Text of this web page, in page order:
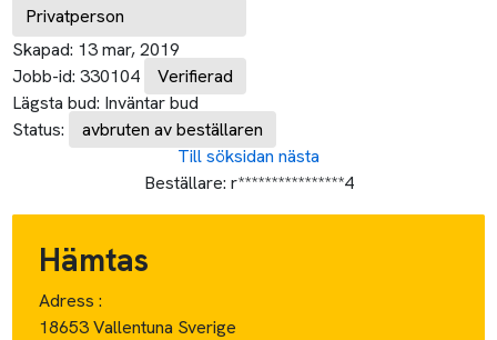
Privatperson
Skapad: 13 mar, 2019
Jobb-id: 330104
Verifierad
Lägsta bud: Inväntar bud
Status:
avbruten av beställaren
Till söksidan nästa
Beställare: r****************4
Hämtas
Adress :
18653 Vallentuna Sverige